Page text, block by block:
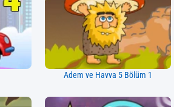
Adem ve Havva 5 Bölüm 1